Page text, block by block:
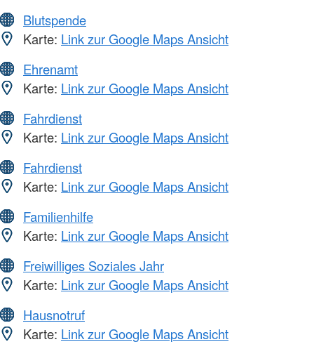
Blutspende
Karte: Link zur Google Maps Ansicht
Ehrenamt
Karte: Link zur Google Maps Ansicht
Fahrdienst
Karte: Link zur Google Maps Ansicht
Fahrdienst
Karte: Link zur Google Maps Ansicht
Familienhilfe
Karte: Link zur Google Maps Ansicht
Freiwilliges Soziales Jahr
Karte: Link zur Google Maps Ansicht
Hausnotruf
Karte: Link zur Google Maps Ansicht